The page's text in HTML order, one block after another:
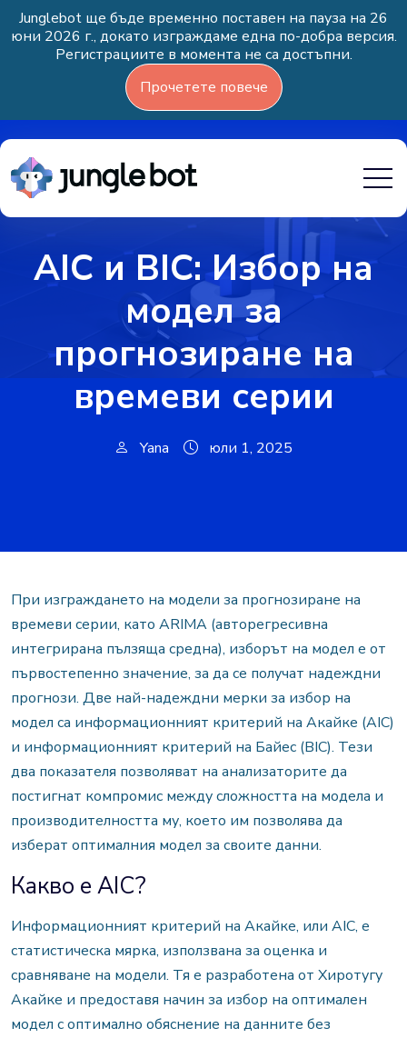
Junglebot ще бъде временно поставен на пауза на 26
юни 2026 г., докато изграждаме една по-добра версия.
Регистрациите в момента не са достъпни.
Прочетете повече
AIC и BIC: Избор на
модел за
прогнозиране на
времеви серии
Yana юли 1, 2025
При изграждането на модели за прогнозиране на
времеви серии, като ARIMA (авторегресивна
интегрирана пълзяща средна), изборът на модел е от
първостепенно значение, за да се получат надеждни
прогнози. Две най-надеждни мерки за избор на
модел са информационният критерий на Акайке (AIC)
и информационният критерий на Байес (BIC). Тези
два показателя позволяват на анализаторите да
постигнат компромис между сложността на модела и
производителността му, което им позволява да
изберат оптималния модел за своите данни.
Какво е AIC?
Информационният критерий на Акайке, или AIC, е
статистическа мярка, използвана за оценка и
сравняване на модели. Тя е разработена от Хиротугу
Акайке и предоставя начин за избор на оптимален
модел с оптимално обяснение на данните без